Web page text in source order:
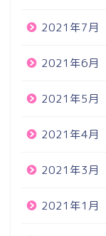
2021年7月
2021年6月
2021年5月
2021年4月
2021年3月
2021年1月